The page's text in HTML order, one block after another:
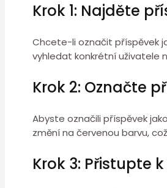
Krok 1: Najděte
Chcete-li označit příspěvek
vyhledat konkrétní uživatele
Krok 2: Označte
Abyste označili příspěvek
změní na červenou barvu,
Krok 3: Přistupte